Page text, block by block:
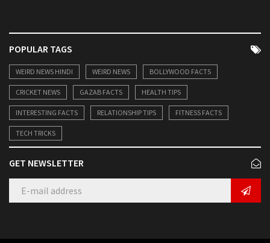
POPULAR TAGS
WEIRD NEWS HINDI WEIRD NEWS BOLLYWOOD FACTS
CRICKET NEWS GAZAB FACTS HEALTH TIPS
INTERESTING FACTS RELATIONSHIP TIPS FITNESS FACTS
TECH TRICKS
GET NEWSLETTER